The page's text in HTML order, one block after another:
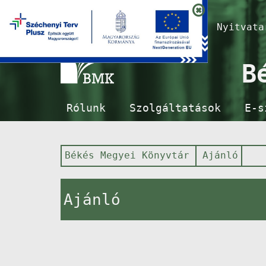
Rólunk Szolgáltatások E-
Békés Megyei Könyvtár Ajánló
Ajánló